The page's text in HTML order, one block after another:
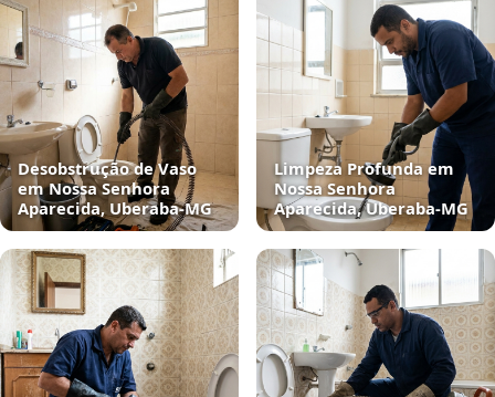
Desobstrução de Vaso
em Nossa Senhora
Aparecida, Uberaba‑MG
Limpeza Profunda em
Nossa Senhora
Aparecida, Uberaba‑MG